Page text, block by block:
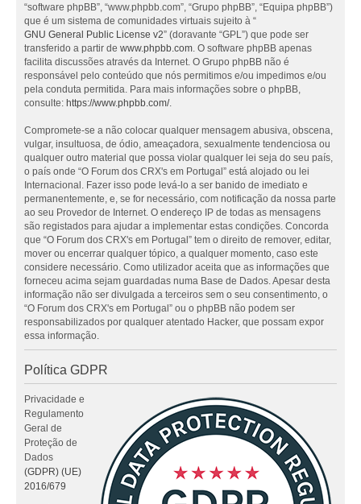
“software phpBB”, “www.phpbb.com”, “Grupo phpBB”, “Equipa phpBB”)
que é um sistema de comunidades virtuais sujeito à “
GNU General Public License v2” (doravante “GPL”) que pode ser
transferido a partir de www.phpbb.com. O software phpBB apenas
facilita discussões através da Internet. O Grupo phpBB não é
responsável pelo conteúdo que nós permitimos e/ou impedimos e/ou
pela conduta permitida. Para mais informações sobre o phpBB,
consulte: https://www.phpbb.com/.
Compromete-se a não colocar qualquer mensagem abusiva, obscena,
vulgar, insultuosa, de ódio, ameaçadora, sexualmente tendenciosa ou
qualquer outro material que possa violar qualquer lei seja do seu país,
o país onde “O Forum dos CRX's em Portugal” está alojado ou lei
Internacional. Fazer isso pode levá-lo a ser banido de imediato e
permanentemente, e, se for necessário, com notificação da nossa parte
ao seu Provedor de Internet. O endereço IP de todas as mensagens
são registados para ajudar a implementar estas condições. Concorda
que “O Forum dos CRX's em Portugal” tem o direito de remover, editar,
mover ou encerrar qualquer tópico, a qualquer momento, caso este
considere necessário. Como utilizador aceita que as informações que
forneceu acima sejam guardadas numa Base de Dados. Apesar desta
informação não ser divulgada a terceiros sem o seu consentimento, o
“O Forum dos CRX's em Portugal” ou o phpBB não podem ser
responsabilizados por qualquer atentado Hacker, que possam expor
essa informação.
Política GDPR
Privacidade e
Regulamento
Geral de
Proteção de
Dados
(GDPR) (UE)
2016/679